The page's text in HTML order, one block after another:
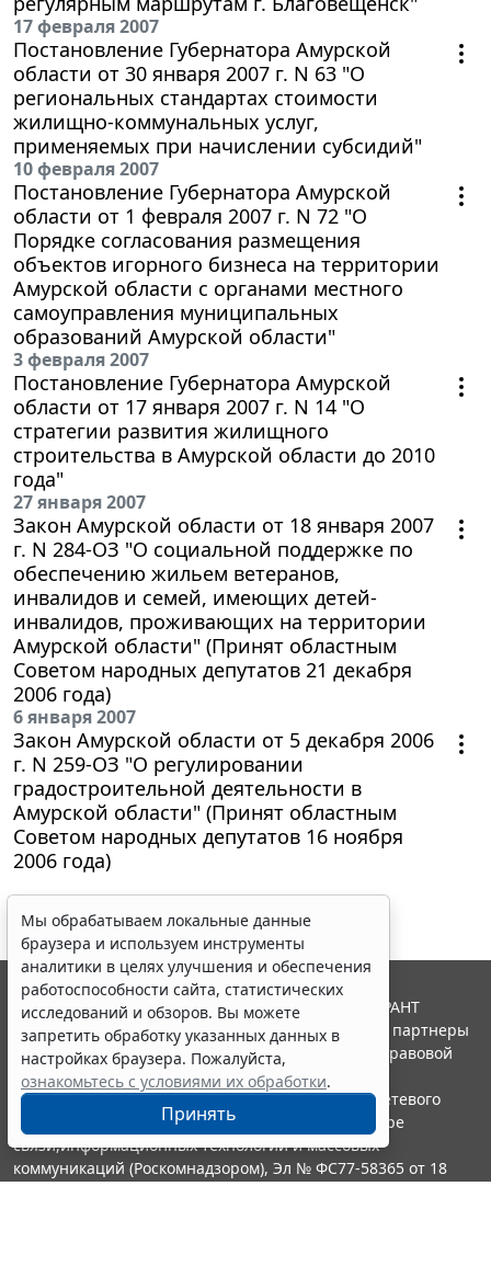
17 февраля 2007
Постановление Губернатора Амурской
области от 30 января 2007 г. N 63 "О
региональных стандартах стоимости
жилищно-коммунальных услуг,
применяемых при начислении субсидий"
10 февраля 2007
Постановление Губернатора Амурской
области от 1 февраля 2007 г. N 72 "О
Порядке согласования размещения
объектов игорного бизнеса на территории
Амурской области с органами местного
самоуправления муниципальных
образований Амурской области"
3 февраля 2007
Постановление Губернатора Амурской
области от 17 января 2007 г. N 14 "О
стратегии развития жилищного
строительства в Амурской области до 2010
года"
27 января 2007
Закон Амурской области от 18 января 2007
г. N 284-ОЗ "О социальной поддержке по
обеспечению жильем ветеранов,
инвалидов и семей, имеющих детей-
инвалидов, проживающих на территории
Амурской области" (Принят областным
Советом народных депутатов 21 декабря
2006 года)
6 января 2007
Закон Амурской области от 5 декабря 2006
г. N 259-ОЗ "О регулировании
градостроительной деятельности в
Амурской области" (Принят областным
Советом народных депутатов 16 ноября
2006 года)
Мы обрабатываем локальные данные
браузера и используем инструменты
аналитики в целях улучшения и обеспечения
работоспособности сайта, статистических
исследований и обзоров. Вы можете
запретить обработку указанных данных в
настройках браузера. Пожалуйста,
ознакомьтесь с условиями их обработки.
Принять
© ООО "НПП "ГАРАНТ-СЕРВИС", 2026. Система ГАРАНТ
выпускается с 1990 года. Компания "Гарант" и ее партнеры
являются участниками Российской ассоциации правовой
информации ГАРАНТ.
Портал ГАРАНТ.РУ зарегистрирован в качестве сетевого
издания Федеральной службой по надзору в сфере
связи,информационных технологий и массовых
коммуникаций (Роскомнадзором), Эл № ФС77-58365 от 18